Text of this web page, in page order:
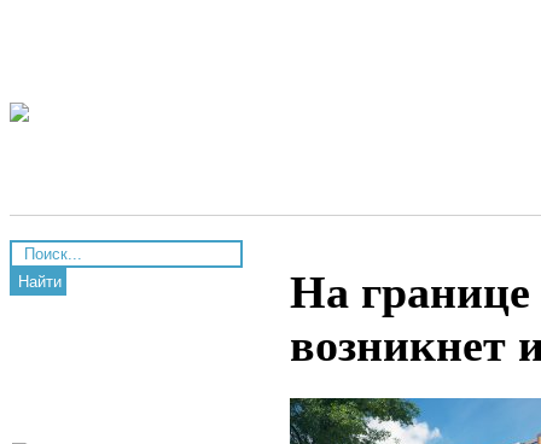
Найти
На границе
возникнет